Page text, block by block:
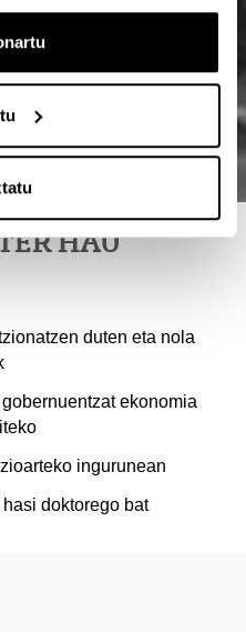
HAU
duten eta nola
ekonomia
ingurunean
doktorego bat